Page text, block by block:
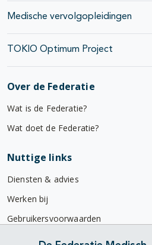
Medische vervolgopleidingen
TOKIO Optimum Project
Over de Federatie
Wat is de Federatie?
Wat doet de Federatie?
Nuttige links
Diensten & advies
Werken bij
Gebruikersvoorwaarden
Privacyverklaring